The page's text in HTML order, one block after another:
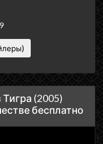
(2005)
бесплатно